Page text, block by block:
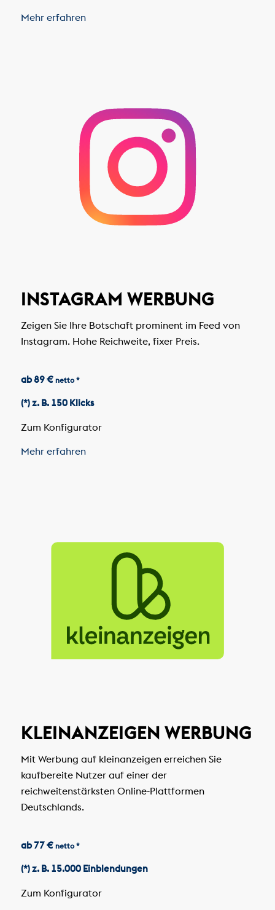
Mehr erfahren
INSTAGRAM WERBUNG
Zeigen Sie Ihre Botschaft prominent im Feed von
Instagram. Hohe Reichweite, fixer Preis.
ab 89 € netto *
(*) z. B. 150 Klicks
Zum Konfigurator
Mehr erfahren
KLEINANZEIGEN WERBUNG
Mit Werbung auf kleinanzeigen erreichen Sie
kaufbereite Nutzer auf einer der
reichweitenstärksten Online-Plattformen
Deutschlands.
ab 77 € netto *
(*) z. B. 15.000 Einblendungen
Zum Konfigurator